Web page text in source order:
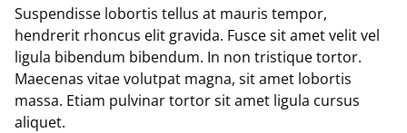
Suspendisse lobortis tellus at mauris tempor,
hendrerit rhoncus elit gravida. Fusce sit amet velit vel
ligula bibendum bibendum. In non tristique tortor.
Maecenas vitae volutpat magna, sit amet lobortis
massa. Etiam pulvinar tortor sit amet ligula cursus
aliquet.